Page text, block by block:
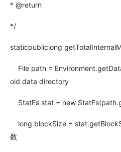
* @return
*/
staticpubliclong
File path =
oid data directory
StatFs stat = new
long blockSize =
数